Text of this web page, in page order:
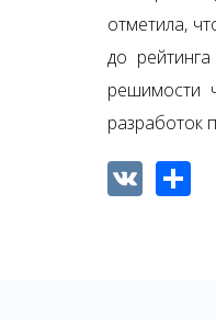
отметила,
до
решимости
разработок
VK Share